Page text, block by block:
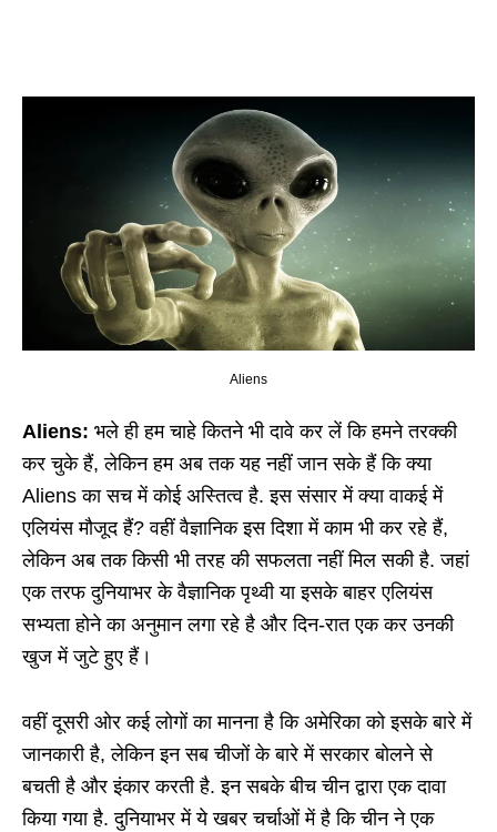
Aliens
Aliens: भले ही हम चाहे कितने भी दावे कर लें कि हमने तरक्की
कर चुके हैं, लेकिन हम अब तक यह नहीं जान सके हैं कि क्या
Aliens का सच में कोई अस्तित्व है. इस संसार में क्या वाकई में
एलियंस मौजूद हैं? वहीं वैज्ञानिक इस दिशा में काम भी कर रहे हैं,
लेकिन अब तक किसी भी तरह की सफलता नहीं मिल सकी है. जहां
एक तरफ दुनियाभर के वैज्ञानिक पृथ्वी या इसके बाहर एलियंस
सभ्यता होने का अनुमान लगा रहे है और दिन-रात एक कर उनकी
खुज में जुटे हुए हैं।
वहीं दूसरी ओर कई लोगों का मानना है कि अमेरिका को इसके बारे में
जानकारी है, लेकिन इन सब चीजों के बारे में सरकार बोलने से
बचती है और इंकार करती है. इन सबके बीच चीन द्वारा एक दावा
किया गया है. दुनियाभर में ये खबर चर्चाओं में है कि चीन ने एक